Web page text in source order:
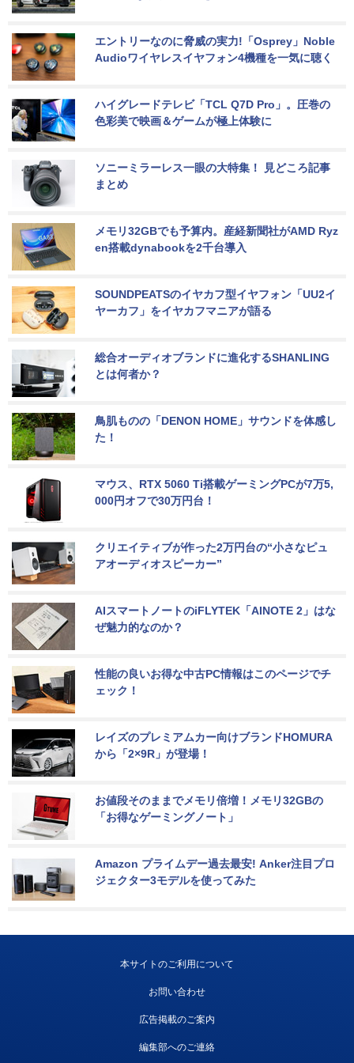
エントリーなのに脅威の実力!「Osprey」Noble
Audioワイヤレスイヤフォン4機種を一気に聴く
ハイグレードテレビ「TCL Q7D Pro」。圧巻の
色彩美で映画＆ゲームが極上体験に
ソニーミラーレス一眼の大特集！ 見どころ記事
まとめ
メモリ32GBでも予算内。産経新聞社がAMD Ryz
en搭載dynabookを2千台導入
SOUNDPEATSのイヤカフ型イヤフォン「UU2イ
ヤーカフ」をイヤカフマニアが語る
総合オーディオブランドに進化するSHANLING
とは何者か？
鳥肌ものの「DENON HOME」サウンドを体感し
た！
マウス、RTX 5060 Ti搭載ゲーミングPCが7万5,
000円オフで30万円台！
クリエイティブが作った2万円台の“小さなピュ
アオーディオスピーカー”
AIスマートノートのiFLYTEK「AINOTE 2」はな
ぜ魅力的なのか？
性能の良いお得な中古PC情報はこのページでチ
ェック！
レイズのプレミアムカー向けブランドHOMURA
から「2×9R」が登場！
お値段そのままでメモリ倍増！メモリ32GBの
「お得なゲーミングノート」
Amazon プライムデー過去最安! Anker注目プロ
ジェクター3モデルを使ってみた
本サイトのご利用について
お問い合わせ
広告掲載のご案内
編集部へのご連絡